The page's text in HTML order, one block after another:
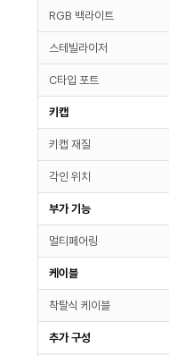
RGB 백라이트
스테빌라이저
C타입 포트
키캡
키캡 재질
각인 위치
부가 기능
멀티페어링
케이블
착탈식 케이블
추가 구성